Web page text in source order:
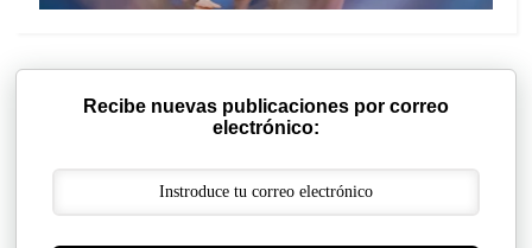
Recibe nuevas publicaciones por correo
electrónico: